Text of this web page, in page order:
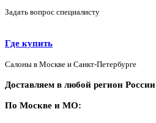
Задать вопрос специалисту
Где купить
Салоны в Москве и Санкт-Петербурге
Доставляем в любой регион России
По Москве и МО: